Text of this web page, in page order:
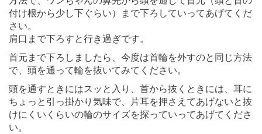
付け根から少し下ぐらい）まで下ろしていってあげてくだ
さい。
肩口まで下ろすと行き過ぎです。
首元まで下ろしましたら、今度は首輪を外すのと同じ方法
で、頭を通って輪を抜いてみてください。
頭を通すときにはスッと入り、首から抜くときには、耳に
ちょっと引っ掛かり気味で、片耳を押さえてあげないと抜
けにくいくらいの輪のサイズを探っていってあげてくださ
い。